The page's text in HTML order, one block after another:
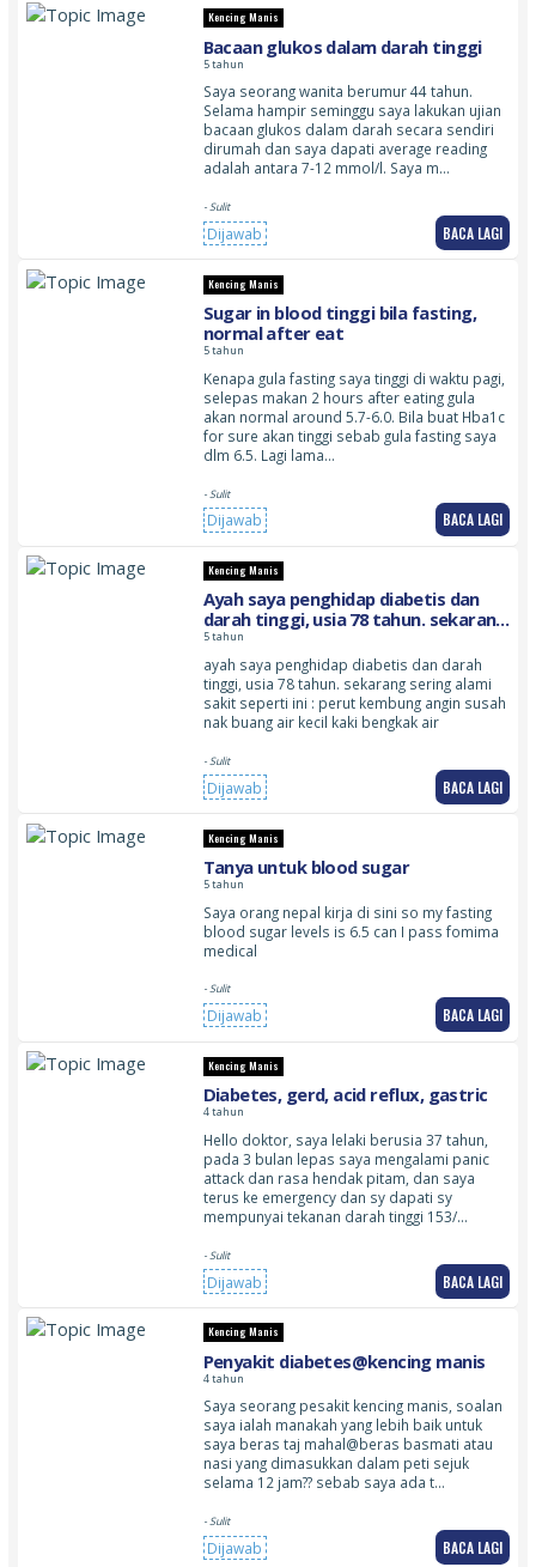
Kencing Manis
Bacaan glukos dalam darah tinggi
5 tahun
Saya seorang wanita berumur 44 tahun.
Selama hampir seminggu saya lakukan ujian
bacaan glukos dalam darah secara sendiri
dirumah dan saya dapati average reading
adalah antara 7-12 mmol/l. Saya m…
- Sulit
Dijawab BACA LAGI
Kencing Manis
Sugar in blood tinggi bila fasting,
normal after eat
5 tahun
Kenapa gula fasting saya tinggi di waktu pagi,
selepas makan 2 hours after eating gula
akan normal around 5.7-6.0. Bila buat Hba1c
for sure akan tinggi sebab gula fasting saya
dlm 6.5. Lagi lama…
- Sulit
Dijawab BACA LAGI
Kencing Manis
Ayah saya penghidap diabetis dan
darah tinggi, usia 78 tahun. sekarang
sering alami sakit seperti ini : perut
kembung angin susah nak kencing
kaki bengkak air
5 tahun
ayah saya penghidap diabetis dan darah
tinggi, usia 78 tahun. sekarang sering alami
sakit seperti ini : perut kembung angin susah
nak buang air kecil kaki bengkak air
- Sulit
Dijawab BACA LAGI
Kencing Manis
Tanya untuk blood sugar
5 tahun
Saya orang nepal kirja di sini so my fasting
blood sugar levels is 6.5 can I pass fomima
medical
- Sulit
Dijawab BACA LAGI
Kencing Manis
Diabetes, gerd, acid reflux, gastric
4 tahun
Hello doktor, saya lelaki berusia 37 tahun,
pada 3 bulan lepas saya mengalami panic
attack dan rasa hendak pitam, dan saya
terus ke emergency dan sy dapati sy
mempunyai tekanan darah tinggi 153/…
- Sulit
Dijawab BACA LAGI
Kencing Manis
Penyakit diabetes@kencing manis
4 tahun
Saya seorang pesakit kencing manis, soalan
saya ialah manakah yang lebih baik untuk
saya beras taj mahal@beras basmati atau
nasi yang dimasukkan dalam peti sejuk
selama 12 jam?? sebab saya ada t…
- Sulit
Dijawab BACA LAGI